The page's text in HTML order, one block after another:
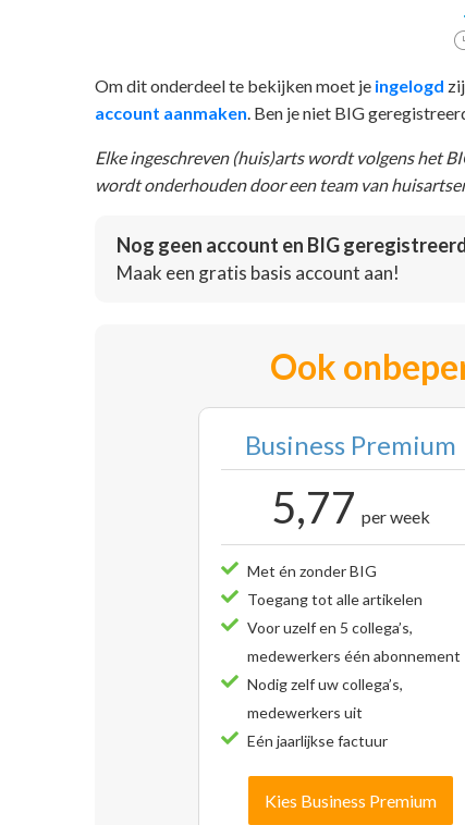
Om dit onderdeel te bekijken moet je ingelogd
account aanmaken . Ben je niet BIG
Elke ingeschreven (huis)arts wordt volgens het
wordt onderhouden door een team van
Nog geen account en BIG
Maak een gratis basis account aan!
Ook
Business Premium
5,77 per week
Met én zonder BIG
Toegang tot alle artikelen
Voor uzelf en 5 collega’s,
medewerkers één abonnement
Nodig zelf uw collega’s,
medewerkers uit
Eén jaarlijkse factuur
Kies Business Premium